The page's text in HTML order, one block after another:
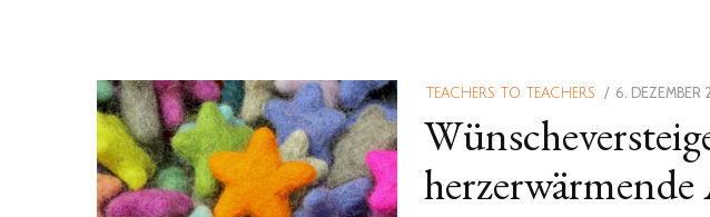
TEACHERS TO TEACHERS
POSTED
6. DEZEMBER